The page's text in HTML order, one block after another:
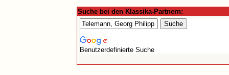
Suche bei den Klassika-Partnern:
Benutzerdefinierte Suche